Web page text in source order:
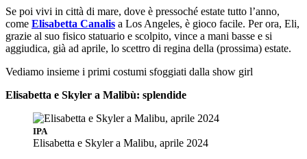
Se poi vivi in città di mare, dove è pressoché estate tutto l’anno,
come Elisabetta Canalis a Los Angeles, è gioco facile. Per ora, Eli,
grazie al suo fisico statuario e scolpito, vince a mani basse e si
aggiudica, già ad aprile, lo scettro di regina della (prossima) estate.
Vediamo insieme i primi costumi sfoggiati dalla show girl
Elisabetta e Skyler a Malibù: splendide
IPA
Elisabetta e Skyler a Malibu, aprile 2024